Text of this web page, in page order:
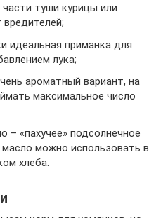
туши курицы или
вредителей;
идеальная приманка для
лука;
ароматный вариант, на
максимальное число
– «пахучее» подсолнечное
можно использовать в
хлеба.